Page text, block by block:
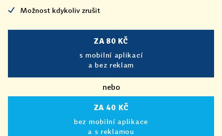
Možnost kdykoliv zrušit
ZA 80 KČ
s mobilní aplikací
a bez reklam
nebo
ZA 40 KČ
bez mobilní aplikace
a s reklamou